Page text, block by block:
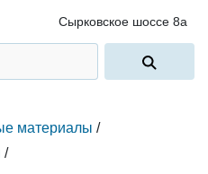
Сырковское шоссе 8а
материалы /
/